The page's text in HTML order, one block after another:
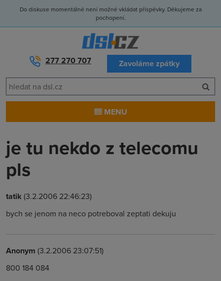
Do diskuse momentálně není možné vkládat příspěvky. Děkujeme za
pochopení.
277 270 707 Zavoláme zpátky
MENU
je tu nekdo z telecomu
pls
tatik (3.2.2006 22:46:23)
bych se jenom na neco potreboval zeptati dekuju
Anonym (3.2.2006 23:07:51)
800 184 084